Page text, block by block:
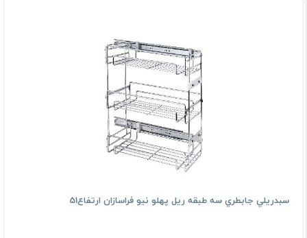
ﺳﺒﺪرﻳﻠﻲ ﺟﺎﺑﻄﺮي ﺳﻪ ﻃﺒﻘﻪ رﻳﻞ ﭘﻬﻠﻮ نیو فراسازان ارتفاع51